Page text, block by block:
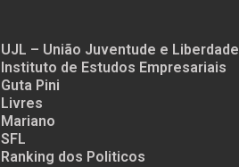
UJL – União Juventude e Liberdade
Instituto de Estudos Empresariais
Guta Pini
Livres
Mariano
SFL
Ranking dos Politicos